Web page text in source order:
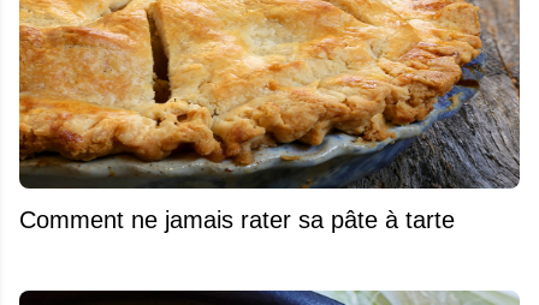
Comment ne jamais rater sa pâte à tarte